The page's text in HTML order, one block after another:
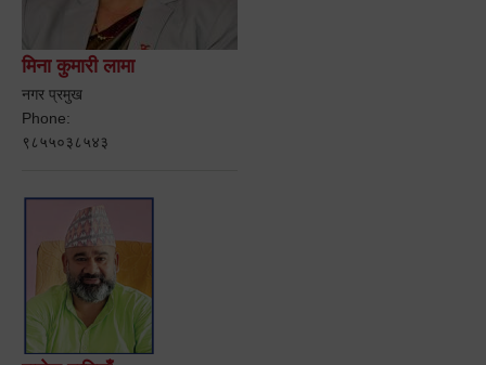
मिना कुमारी लामा
नगर प्रमुख
Phone:
९८५५०३८५४३